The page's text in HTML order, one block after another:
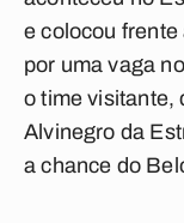
e colocou
por uma vaga
o time visitante,
Alvinegro da
a chance do